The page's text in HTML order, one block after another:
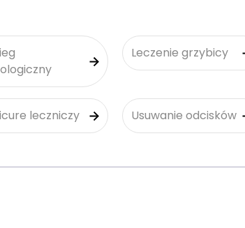
Leczenie grzybicy
leczniczy Usuwanie odcisków